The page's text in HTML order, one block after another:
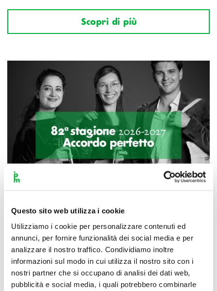
Questo sito web utilizza i cookie
Utilizziamo i cookie per personalizzare contenuti ed
annunci, per fornire funzionalità dei social media e per
analizzare il nostro traffico. Condividiamo inoltre
informazioni sul modo in cui utilizza il nostro sito con i
nostri partner che si occupano di analisi dei dati web,
pubblicità e social media, i quali potrebbero combinarle
Scopri di più
Scopri di più